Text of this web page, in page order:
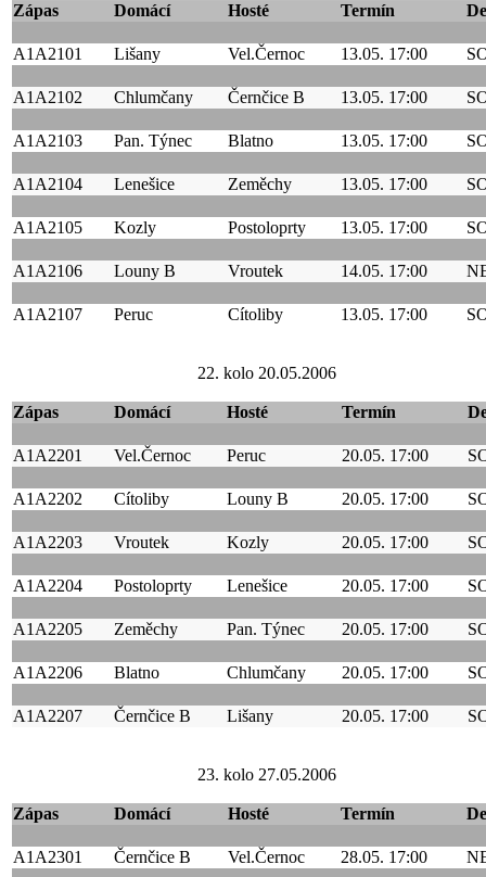
Zápas Domácí Hosté Termín
A1A2101 Lišany Vel.Černoc 13.05. 17:00
A1A2102 Chlumčany Černčice B 13.05. 17:00
A1A2103 Pan. Týnec Blatno 13.05. 17:00
A1A2104 Lenešice Zeměchy 13.05. 17:00
A1A2105 Kozly Postoloprty 13.05. 17:00
A1A2106 Louny B Vroutek 14.05. 17:00
A1A2107 Peruc Cítoliby 13.05. 17:00
22. kolo 20.05.2006
Zápas Domácí Hosté Termín
A1A2201 Vel.Černoc Peruc 20.05. 17:00
A1A2202 Cítoliby Louny B 20.05. 17:00
A1A2203 Vroutek Kozly 20.05. 17:00
A1A2204 Postoloprty Lenešice 20.05. 17:00
A1A2205 Zeměchy Pan. Týnec 20.05. 17:00
A1A2206 Blatno Chlumčany 20.05. 17:00
A1A2207 Černčice B Lišany 20.05. 17:00
23. kolo 27.05.2006
Zápas Domácí Hosté Termín
A1A2301 Černčice B Vel.Černoc 28.05. 17:00